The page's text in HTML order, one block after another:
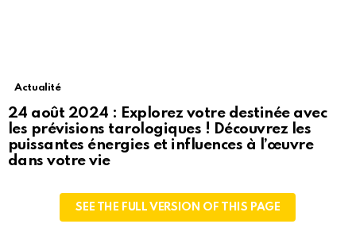
Actualité
24 août 2024 : Explorez votre destinée avec
les prévisions tarologiques ! Découvrez les
puissantes énergies et influences à l’œuvre
dans votre vie
SEE THE FULL VERSION OF THIS PAGE